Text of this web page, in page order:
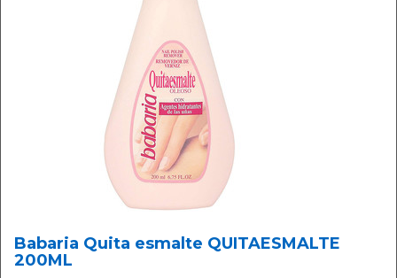
Babaria Quita esmalte QUITAESMALTE
200ML